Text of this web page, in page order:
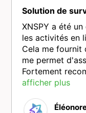
Solution de
XNSPY a été
les activités en
Cela me fournit
me permet
Fortement
afficher plus